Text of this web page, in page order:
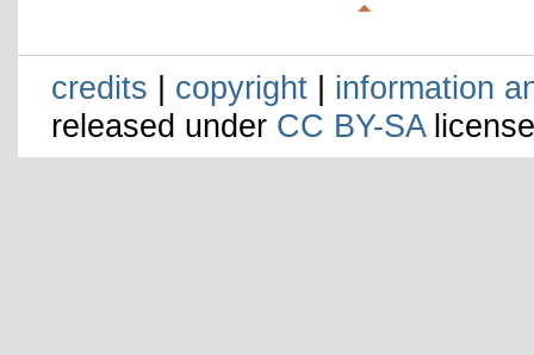
credits | copyright | information
released under CC BY-SA